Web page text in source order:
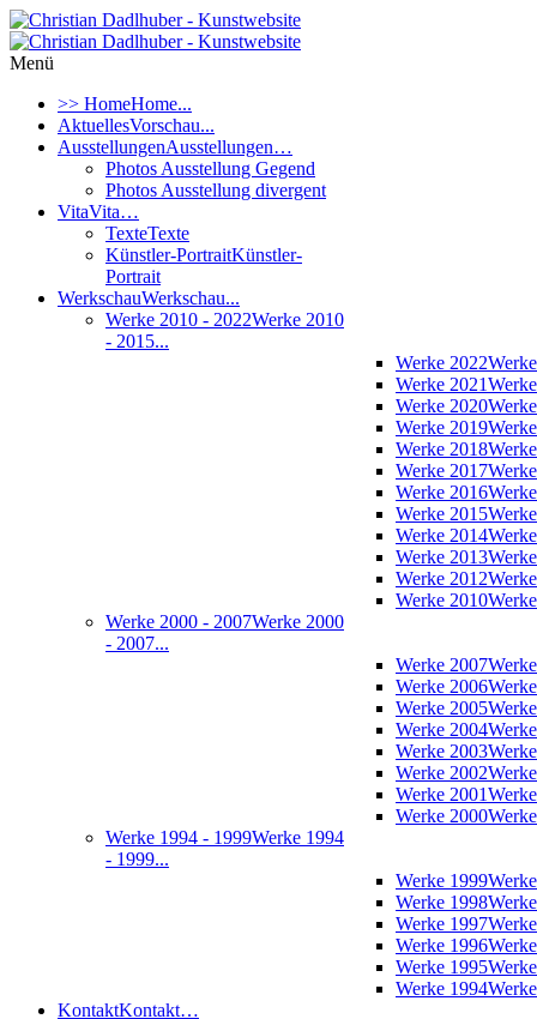
Menü
>> HomeHome...
AktuellesVorschau...
AusstellungenAusstellungen…
Photos Ausstellung Gegend
Photos Ausstellung divergent
VitaVita…
TexteTexte
Künstler-PortraitKünstler-
Portrait
WerkschauWerkschau...
Werke 2010 - 2022Werke 2010
- 2015...
Werke 2022
Werke 2021
Werke 2020
Werke 2019
Werke 2018
Werke 2017
Werke 2016
Werke 2015
Werke 2014
Werke 2013
Werke 2012
Werke 2010
Werke 2000 - 2007Werke 2000
- 2007...
Werke 2007
Werke 2006
Werke 2005
Werke 2004
Werke 2003
Werke 2002
Werke 2001
Werke 2000
Werke 1994 - 1999Werke 1994
- 1999...
Werke 1999
Werke 1998
Werke 1997
Werke 1996
Werke 1995
Werke 1994
KontaktKontakt…